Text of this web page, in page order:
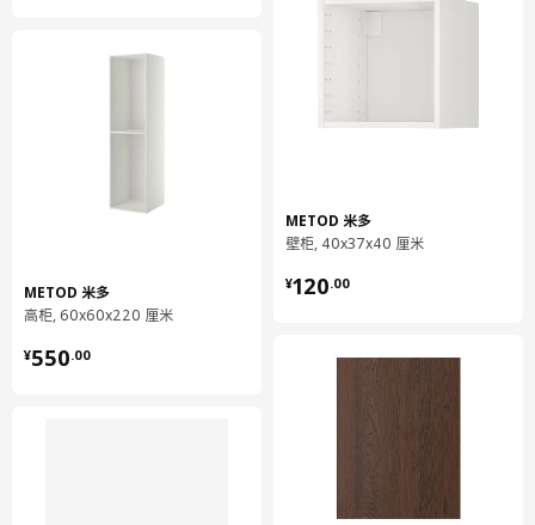
METOD 米多
高柜, 60x60x220 厘米
¥550.00
¥ 550.00
METOD 米多
壁柜, 40x37x40 厘米
¥120.00
¥ 120.00